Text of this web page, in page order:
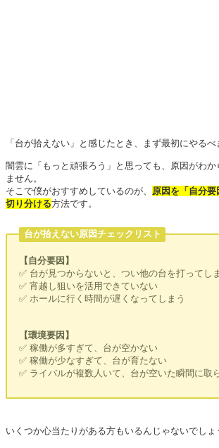
「台が拾えない」と感じたとき、まず最初にやるべ
闇雲に「もっと頑張ろう」と思っても、原因がわ
ません。
そこで僕がおすすめしているのが、 原因を「自分
切り分ける方法です。
台が拾えない原因チェックリスト
【自分要因】
✅ 台が見つからないと、つい他の台を打ってし
✅ 宵越し狙いを活用できていない
✅ ホールに行く時間が遅くなってしまう
【環境要因】
✅ 稼働が多すぎて、台が空かない
✅ 稼働が少なすぎて、台が育たない
✅ ライバルが複数人いて、台が空いた瞬間に取
いくつか心当たりがある方もいるんじゃないでしょ